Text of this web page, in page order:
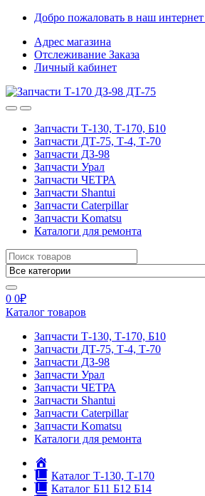
Skip
navigation
Skip
content
Добро пожаловать в наш интернет
Адрес магазина
Отслеживание Заказа
Личный кабинет
Запчасти Т-130, Т-170, Б10
Запчасти ДТ-75, Т-4, Т-70
Запчасти ДЗ-98
Запчасти Урал
Запчасти ЧЕТРА
Запчасти Shantui
Запчасти Caterpillar
Запчасти Komatsu
Каталоги для ремонта
Search
for:
0 0₽
Каталог товаров
Запчасти Т-130, Т-170, Б10
Запчасти ДТ-75, Т-4, Т-70
Запчасти ДЗ-98
Запчасти Урал
Запчасти ЧЕТРА
Запчасти Shantui
Запчасти Caterpillar
Запчасти Komatsu
Каталоги для ремонта
Каталог Т-130, Т-170
Каталог Б11 Б12 Б14